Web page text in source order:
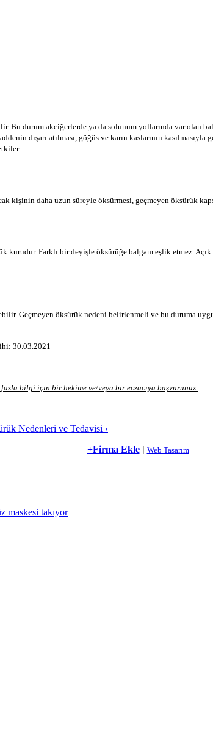
durum akciğerlerde ya da solunum yollarında var olan
dışarı atılması, göğüs ve karın kaslarının
kişinin daha uzun süreyle öksürmesi, geçmeyen öksürük
Farklı bir deyişle öksürüğe balgam eşlik etmez.
Geçmeyen öksürük nedeni belirlenmeli ve bu duruma
30.03.2021
bilgi için bir hekime ve/veya bir eczacıya başvurunuz.
Nedenleri ve Tedavisi ›
+Firma Ekle | Web Tasarım
maskesi takıyor